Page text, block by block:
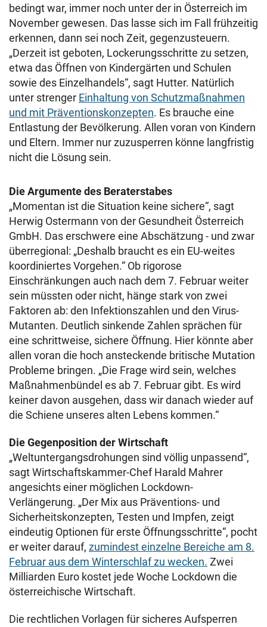
bedingt war, immer noch unter der in Österreich im
November gewesen. Das lasse sich im Fall frühzeitig
erkennen, dann sei noch Zeit, gegenzusteuern.
„Derzeit ist geboten, Lockerungsschritte zu setzen,
etwa das Öffnen von Kindergärten und Schulen
sowie des Einzelhandels“, sagt Hutter. Natürlich
unter strenger Einhaltung von Schutzmaßnahmen
und mit Präventionskonzepten. Es brauche eine
Entlastung der Bevölkerung. Allen voran von Kindern
und Eltern. Immer nur zuzusperren könne langfristig
nicht die Lösung sein.
Die Argumente des Beraterstabes
„Momentan ist die Situation keine sichere“, sagt
Herwig Ostermann von der Gesundheit Österreich
GmbH. Das erschwere eine Abschätzung - und zwar
überregional: „Deshalb braucht es ein EU-weites
koordiniertes Vorgehen.“ Ob rigorose
Einschränkungen auch nach dem 7. Februar weiter
sein müssten oder nicht, hänge stark von zwei
Faktoren ab: den Infektionszahlen und den Virus-
Mutanten. Deutlich sinkende Zahlen sprächen für
eine schrittweise, sichere Öffnung. Hier könnte aber
allen voran die hoch ansteckende britische Mutation
Probleme bringen. „Die Frage wird sein, welches
Maßnahmenbündel es ab 7. Februar gibt. Es wird
keiner davon ausgehen, dass wir danach wieder auf
die Schiene unseres alten Lebens kommen.“
Die Gegenposition der Wirtschaft
„Weltuntergangsdrohungen sind völlig unpassend“,
sagt Wirtschaftskammer-Chef Harald Mahrer
angesichts einer möglichen Lockdown-
Verlängerung. „Der Mix aus Präventions- und
Sicherheitskonzepten, Testen und Impfen, zeigt
eindeutig Optionen für erste Öffnungsschritte“, pocht
er weiter darauf, zumindest einzelne Bereiche am 8.
Februar aus dem Winterschlaf zu wecken. Zwei
Milliarden Euro kostet jede Woche Lockdown die
österreichische Wirtschaft.
Die rechtlichen Vorlagen für sicheres Aufsperren